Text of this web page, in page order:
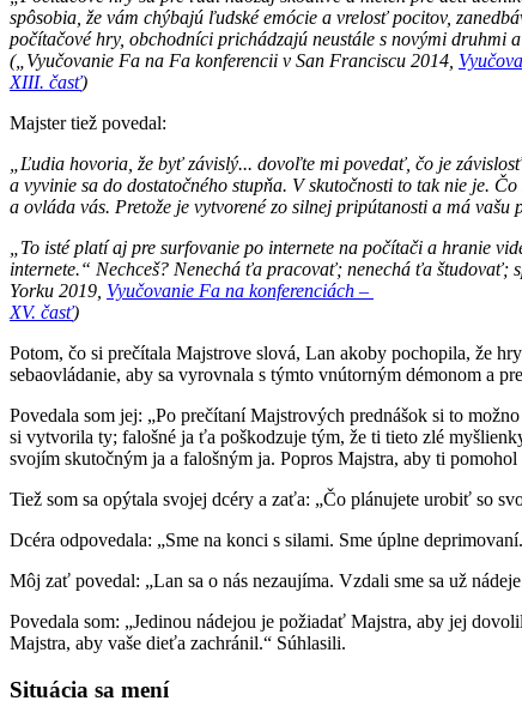
spôsobia, že vám chýbajú ľudské emócie a vrelosť pocitov,
počítačové hry, obchodníci prichádzajú neustále s novými
(„Vyučovanie Fa na Fa konferencii v San Franciscu 2014,
XIII. časť)
Majster tiež povedal:
„Ľudia hovoria, že byť závislý... dovoľte mi povedať, čo je
a vyvinie sa do dostatočného stupňa. V skutočnosti to tak nie je.
a ovláda vás. Pretože je vytvorené zo silnej pripútanosti a má
„To isté platí aj pre surfovanie po internete na počítači a hranie
internete.“ Nechceš? Nenechá ťa pracovať; nenechá ťa študovať;
Yorku 2019, Vyučovanie Fa na konferenciách –
XV. časť)
Potom, čo si prečítala Majstrove slová, Lan akoby pochopila, že
sebaovládanie, aby sa vyrovnala s týmto vnútorným démonom a
Povedala som jej: „Po prečítaní Majstrových prednášok si to
si vytvorila ty; falošné ja ťa poškodzuje tým, že ti tieto zlé
svojím skutočným ja a falošným ja. Popros Majstra, aby ti
Tiež som sa opýtala svojej dcéry a zaťa: „Čo plánujete urobiť so
Dcéra odpovedala: „Sme na konci s silami. Sme úplne
Môj zať povedal: „Lan sa o nás nezaujíma. Vzdali sme sa už
Povedala som: „Jedinou nádejou je požiadať Majstra, aby jej
Majstra, aby vaše dieťa zachránil.“ Súhlasili.
Situácia sa mení